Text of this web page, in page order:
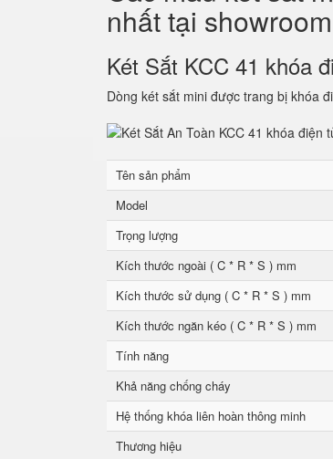
nhất tại
Két Sắt KCC 41 khóa
Dòng két sắt mini được trang bị khóa
Tên sản phẩm
Model
Trọng lượng
Kích thước ngoài ( C * R * S ) mm
Kích thước sử dụng ( C * R * S ) mm
Kích thước ngăn kéo ( C * R * S ) mm
Tính năng
Khả năng chống cháy
Hệ thống khóa liên hoàn thông minh
Thương hiệu